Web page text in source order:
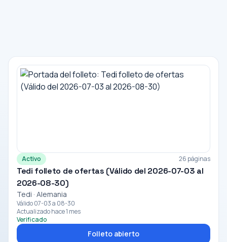
Activo 26 páginas
Tedi folleto de ofertas (Válido del 2026-07-03 al
2026-08-30)
Tedi · Alemania
Válido 07-03 a 08-30
Actualizado hace 1 mes
Verificado
Folleto abierto